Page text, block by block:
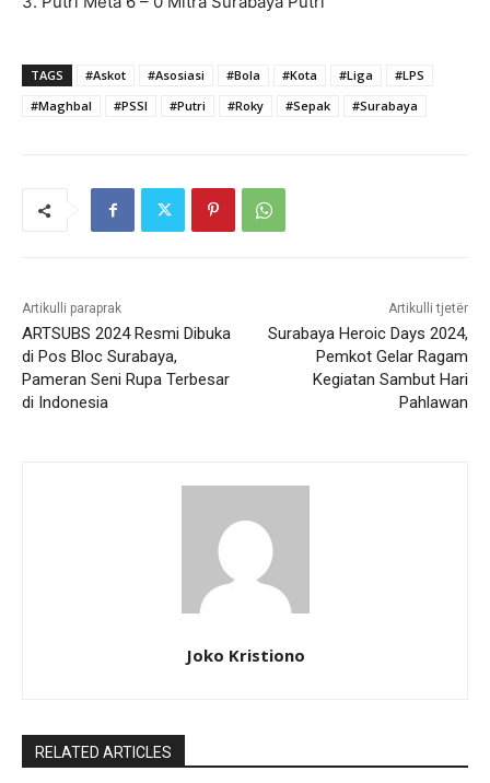
TAGS #Askot #Asosiasi #Bola #Kota #Liga
#LPS
#Maghbal
#PSSI #Putri #Roky #Sepak #Surabaya
Artikulli paraprak
ARTSUBS 2024 Resmi Dibuka
di Pos Bloc Surabaya,
Pameran Seni Rupa Terbesar
di Indonesia
Artikulli tjetër
Surabaya Heroic Days 2024,
Pemkot Gelar Ragam
Kegiatan Sambut Hari
Pahlawan
Joko Kristiono
RELATED ARTICLES